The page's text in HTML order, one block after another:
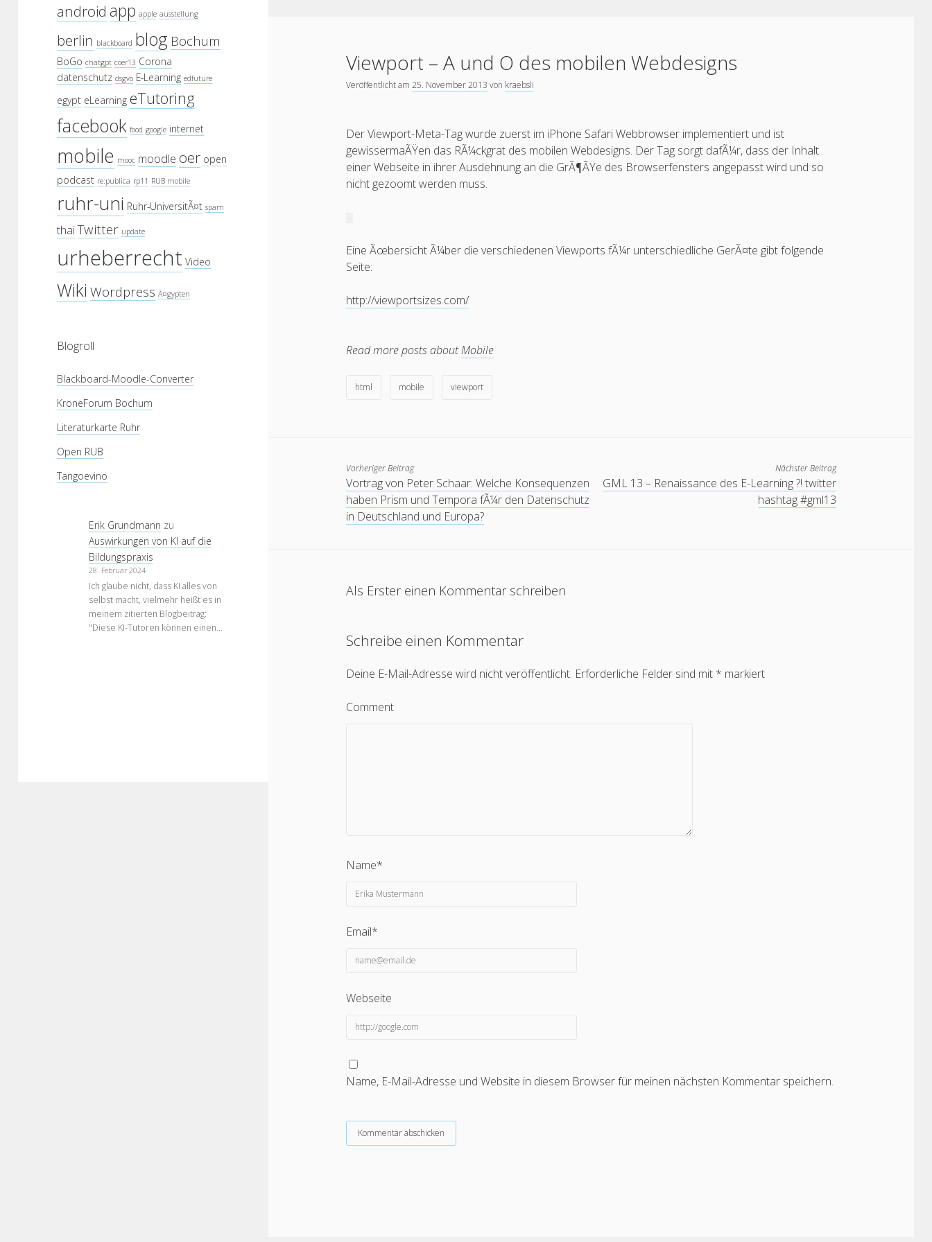
android app apple ausstellung
berlin blackboard blog Bochum
BoGo chatgpt coer13 Corona
datenschutz dsgvo E-Learning edfuture
egypt eLearning eTutoring
facebook food google internet
mobile mooc moodle oer open
podcast re:publica rp11 RUB mobile
ruhr-uni Ruhr-UniversitÃ¤t spam
thaiTwitter update
urheberrecht Video
Wiki Wordpress Ã¤gypten
Blogroll
Blackboard-Moodle-Converter
KroneForum Bochum
Literaturkarte Ruhr
Open RUB
Tangoevino
Erik Grundmann zu
Auswirkungen von KI auf die
Bildungspraxis
28. Februar 2024
Ich glaube nicht, dass KI alles von
selbst macht, vielmehr heißt es in
meinem zitierten Blogbeitrag:
"Diese KI-Tutoren können einen…
Viewport – A und O des mobilen Webdesigns
Veröffentlicht am25. November 2013 von kraebsli
Der Viewport-Meta-Tag wurde zuerst im iPhone Safari Webbrowser implementiert und ist
gewissermaÃŸen das RÃ¼ckgrat des mobilen Webdesigns. Der Tag sorgt dafÃ¼r, dass der Inhalt
einer Webseite in ihrer Ausdehnung an die GrÃ¶ÃŸe des Browserfensters angepasst wird und so
nicht gezoomt werden muss.
Eine Ãœbersicht Ã¼ber die verschiedenen Viewports fÃ¼r unterschiedliche GerÃ¤te gibt folgende
Seite:
http://viewportsizes.com/
Read more posts aboutMobile
html mobile viewport
Vorheriger Beitrag
Vortrag von Peter Schaar: Welche Konsequenzen
haben Prism und Tempora fÃ¼r den Datenschutz
in Deutschland und Europa?
Nächster Beitrag
GML 13 – Renaissance des E-Learning ?! twitter
hashtag #gml13
Als Erster einen Kommentar schreiben
Schreibe einen Kommentar
Deine E-Mail-Adresse wird nicht veröffentlicht. Erforderliche Felder sind mit * markiert
Comment
Name*
Email*
Webseite
Name, E-Mail-Adresse und Website in diesem Browser für meinen nächsten Kommentar speichern.